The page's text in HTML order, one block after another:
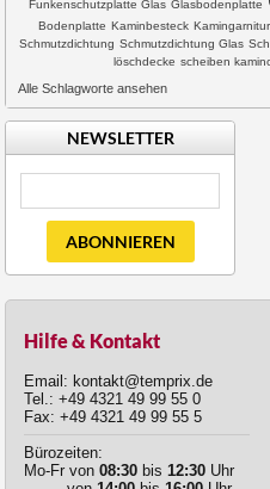
Funkenschutzplatte Glas Glasbodenplatte
Bodenplatte Kaminbesteck Kamingarnitur
Schmutzdichtung Schmutzdichtung Glas
löschdecke scheiben
Alle Schlagworte ansehen
NEWSLETTER
ABONNIEREN
Hilfe & Kontakt
Email: kontakt@temprix.de
Tel.: +49 4321 49 99 55 0
Fax: +49 4321 49 99 55 5
Bürozeiten:
Mo-Fr von 08:30 bis 12:30 Uhr